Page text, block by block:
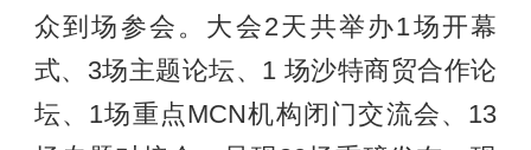
众到场参会。大会2天共举办1场开幕
式、3场主题论坛、1 场沙特商贸合作论
坛、1场重点MCN机构闭门交流会、13